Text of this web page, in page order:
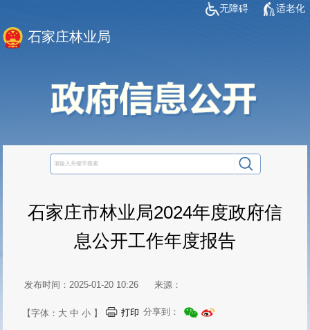
无障碍 适老化
石家庄林业局
石家庄市林业局2024年度政府信
息公开工作年度报告
发布时间：2025-01-20 10:26 来源：
【字体： 大 中 小】 打印 分享到：